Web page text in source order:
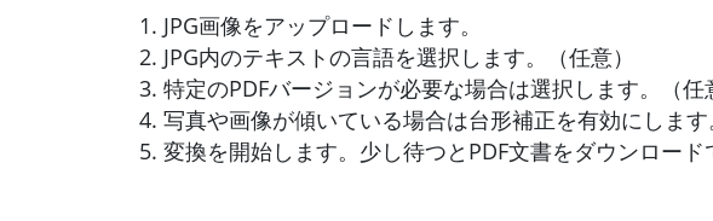
JPG画像をアップロードします。
JPG内のテキストの言語を選択します。（任意）
特定のPDFバージョンが必要な場合は選択します。（任
写真や画像が傾いている場合は台形補正を有効にします
変換を開始します。少し待つとPDF文書をダウンロード